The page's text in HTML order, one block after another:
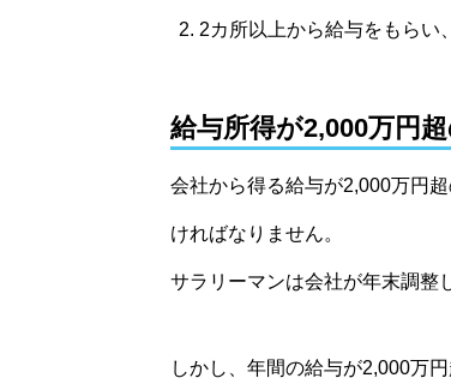
2カ所以上から給与をもらい
給与所得が2,000万円
会社から得る給与が2,000万円
ければなりません。
サラリーマンは会社が年末調整
しかし、年間の給与が2,000万